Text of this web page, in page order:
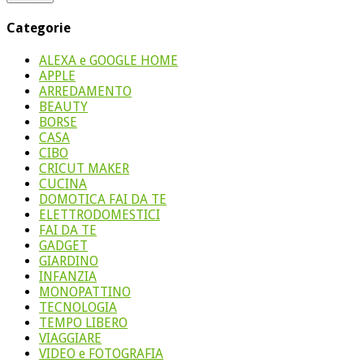
Categorie
ALEXA e GOOGLE HOME
APPLE
ARREDAMENTO
BEAUTY
BORSE
CASA
CIBO
CRICUT MAKER
CUCINA
DOMOTICA FAI DA TE
ELETTRODOMESTICI
FAI DA TE
GADGET
GIARDINO
INFANZIA
MONOPATTINO
TECNOLOGIA
TEMPO LIBERO
VIAGGIARE
VIDEO e FOTOGRAFIA